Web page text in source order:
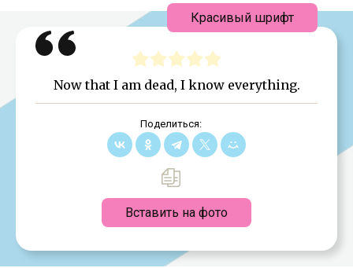
Now that I am dead, I know everything.
Поделиться:
Вставить на фото
Красивый шрифт